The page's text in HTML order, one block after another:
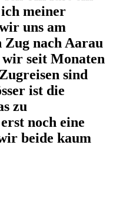
meiner
uns am
nach Aarau
wir seit Monaten
sind
ist die
zu
noch eine
beide kaum